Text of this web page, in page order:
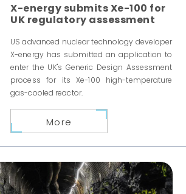
X-energy submits Xe-100 for
UK regulatory assessment
US advanced nuclear technology developer
X-energy has submitted an application to
enter the UK's Generic Design Assessment
process for its Xe-100 high-temperature
gas-cooled reactor.
More